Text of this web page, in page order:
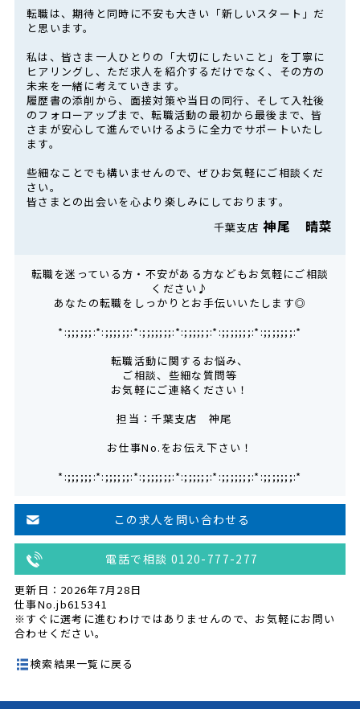
転職は、期待と同時に不安も大きい「新しいスタート」だ
と思います。
私は、皆さま一人ひとりの「大切にしたいこと」を丁寧に
ヒアリングし、ただ求人を紹介するだけでなく、その方の
未来を一緒に考えていきます。
履歴書の添削から、面接対策や当日の同行、そして入社後
のフォローアップまで、転職活動の最初から最後まで、皆
さまが安心して進んでいけるように全力でサポートいたし
ます。
些細なことでも構いませんので、ぜひお気軽にご相談くだ
さい。
皆さまとの出会いを心より楽しみにしております。
千葉支店神尾 晴菜
転職を迷っている方・不安がある方などもお気軽にご相談
ください♪
あなたの転職をしっかりとお手伝いいたします◎
*:;;;;;;:*:;;;;;;:*:;;;;;;;:*:;;;;;;:*:;;;;;;;:*:;;;;;;;:*
転職活動に関するお悩み、
ご相談、些細な質問等
お気軽にご連絡ください！
担当：千葉支店 神尾
お仕事No.をお伝え下さい！
*:;;;;;;:*:;;;;;;:*:;;;;;;;:*:;;;;;;:*:;;;;;;;:*:;;;;;;;:*
この求人を問い合わせる
電話で相談 0120-777-277
更新日：2026年7月28日
仕事No.jb615341
※すぐに選考に進むわけではありませんので、お気軽にお問い
合わせください。
検索結果一覧に戻る